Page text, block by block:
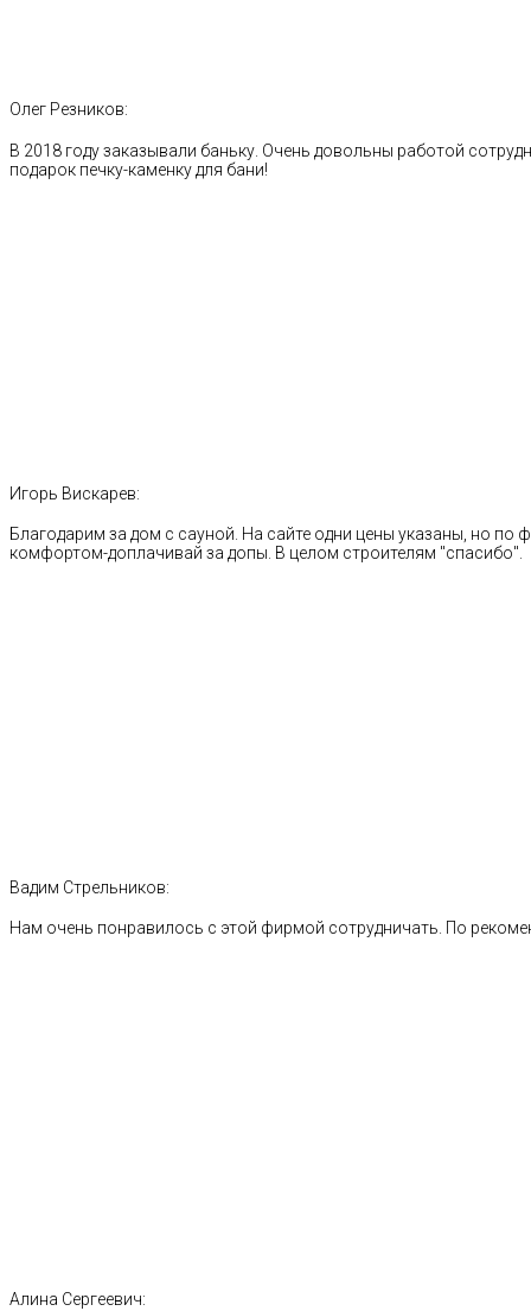
Олег Резников:
В 2018 году заказывали баньку. Очень довольны работой
подарок печку-каменку для бани!
Игорь Вискарев:
Благодарим за дом с сауной. На сайте одни цены указаны, но по
комфортом-доплачивай за допы. В целом строителям "спасибо".
Вадим Стрельников:
Нам очень понравилось с этой фирмой сотрудничать. По
Алина Сергеевич: